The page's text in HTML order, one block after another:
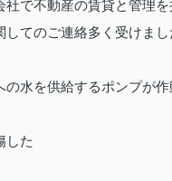
で不動産の賃貸と管理
てのご連絡多く受けま
水を供給するポンプが作
した